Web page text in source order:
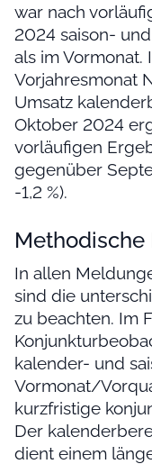
war nach
2024 saison-
als im Vormonat.
Vorjahresmonat
Umsatz
Oktober 2024
vorläufigen
gegenüber
-1,2 %).
Methodische
In allen
sind die
zu beachten. Im
kalender- und
Vormonat/
kurzfristige
Der
dient einem